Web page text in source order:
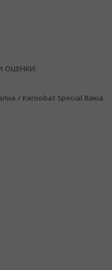
ОЦЕНКИ:
/ Karnobat Special Rakia